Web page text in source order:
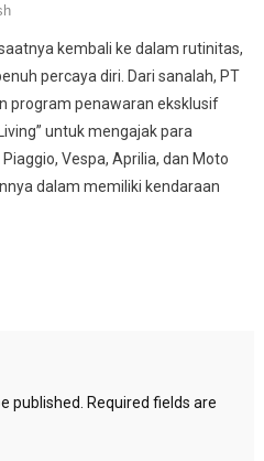
kembali ke dalam rutinitas,
percaya diri. Dari sanalah, PT
program penawaran eksklusif
untuk mengajak para
Vespa, Aprilia, dan Moto
dalam memiliki kendaraan
published.
Required fields are